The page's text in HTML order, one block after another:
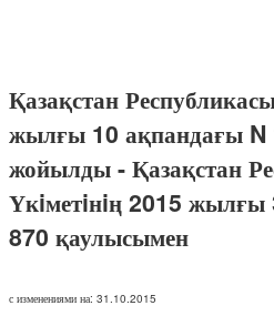
Қазақстан
жылғы 10 ақпандағы
жойылды - Қазақстан
Үкiметiнiң 2015 жылғы
870 қаулысымен
с изменениями на: 31.10.2015